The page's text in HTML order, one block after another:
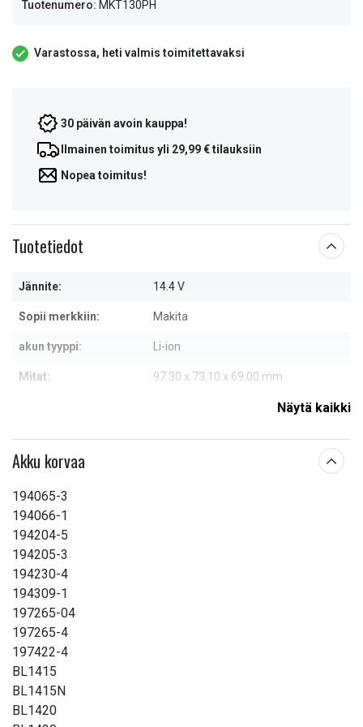
Tuotenumero: MKT130PH
Varastossa, heti valmis toimitettavaksi
30 päivän avoin kauppa!
Ilmainen toimitus yli 29,99 € tilauksiin
Nopea toimitus!
Tuotetiedot
Jännite: 14.4 V
Sopii merkkiin: Makita
akun tyyppi: Li-ion
Mitat: 97.30 x 73.10 x 69.00 mm
Näytä kaikki
Akku korvaa
194065-3
194066-1
194204-5
194205-3
194230-4
194309-1
197265-04
197265-4
197422-4
BL1415
BL1415N
BL1420